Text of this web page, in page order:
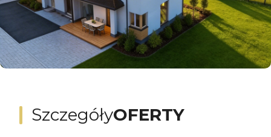
SzczegółyOFERTY